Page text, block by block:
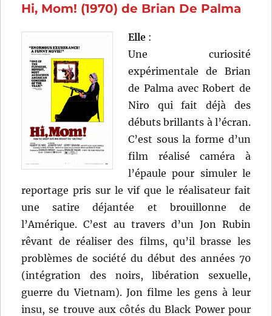
(1973)
Trintignant
Hi, Mom! (1970) de Brian De Palma
Elle :
Une curiosité
expérimentale de Brian
de Palma avec Robert de
Niro qui fait déjà des
débuts brillants à l’écran.
C’est sous la forme d’un
film réalisé caméra à
l’épaule pour simuler le
reportage pris sur le vif que le réalisateur fait
une satire déjantée et brouillonne de
l’Amérique. C’est au travers d’un Jon Rubin
rêvant de réaliser des films, qu’il brasse les
problèmes de société du début des années 70
(intégration des noirs, libération sexuelle,
guerre du Vietnam). Jon filme les gens à leur
insu, se trouve aux côtés du Black Power pour